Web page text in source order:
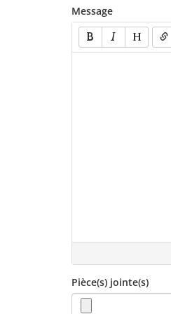
Message
Pièce(s) jointe(s)